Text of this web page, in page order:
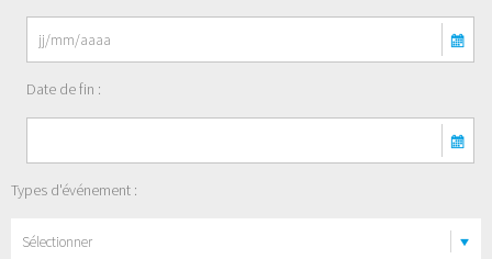
Date de fin :
Types d'événement :
Sélectionner